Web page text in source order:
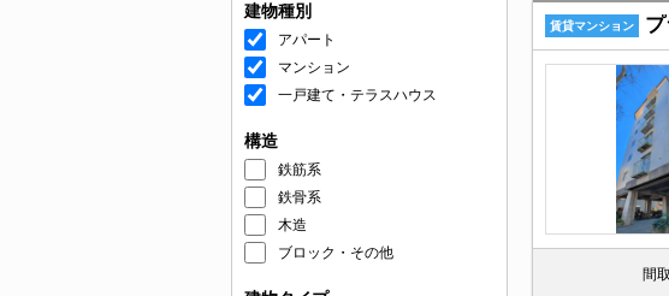
建物種別
アパート
マンション
一戸建て・テラスハウス
構造
鉄筋系
鉄骨系
木造
ブロック・その他
賃貸マンション
間